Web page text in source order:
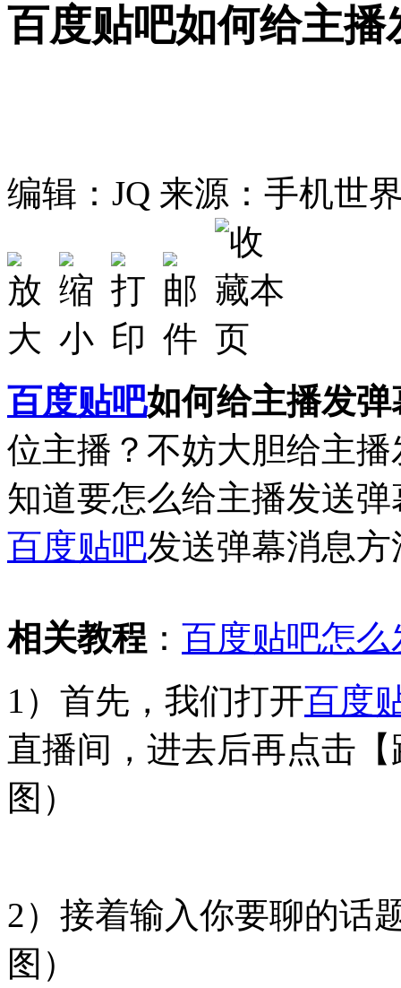
百度贴吧如何给主播
编辑：JQ 来源：手机世
百度贴吧如何给主播发弹
位主播？不妨大胆给主
知道要怎么给主播发送
百度贴吧发送弹幕消息方
相关教程 ： 百度贴吧怎
1）首先，我们打开百度
直播间，进去后再点击
图）
2）接着输入你要聊的话
图）